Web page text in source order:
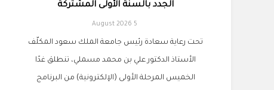
الجدد بالسنة الأولى المشتركة
5 August 2026
تحت رعاية سعادة رئيس جامعة الملك سعود المكلّف
الأستاذ الدكتور علي بن محمد مسملي، تنطلق غدًا
الخميس المرحلة الأولى (الإلكترونية) من البرنامج